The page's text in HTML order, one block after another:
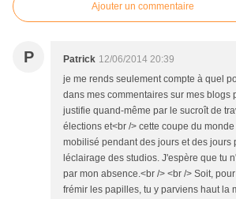
Ajouter un commentaire
P Patrick 12/06/2014 20:39
je me rends seulement compte à quel
dans mes commentaires sur mes blogs
justifie quand-même par le sucroît de
élections et<br /> cette coupe du
mobilisé pendant des jours et des jours
léclairage des studios. J'espère que tu
par mon absence.<br /> <br /> Soit,
frémir les papilles, tu y parviens haut la